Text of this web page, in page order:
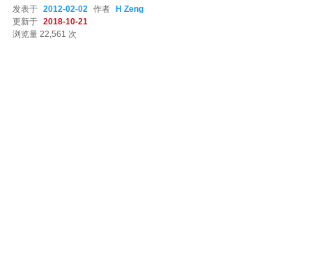
发表于 2012-02-02 作者
H Zeng
更新于
2018-10-21
浏览量 22,561 次